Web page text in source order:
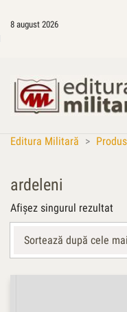
8 august 2026
Editura Militară >
ardeleni
Afișez singurul rezultat
Sortează după cele